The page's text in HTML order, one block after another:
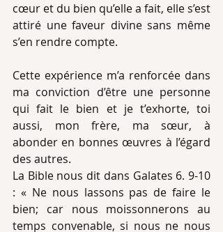
cœur et du bien qu’elle a fait, elle s’est
attiré une faveur divine sans même
s’en rendre compte.
Cette expérience m’a renforcée dans
ma conviction d’être une personne
qui fait le bien et je t’exhorte, toi
aussi, mon frère, ma sœur, à
abonder en bonnes œuvres à l’égard
des autres.
La Bible nous dit dans Galates 6. 9-10
: « Ne nous lassons pas de faire le
bien; car nous moissonnerons au
temps convenable, si nous ne nous